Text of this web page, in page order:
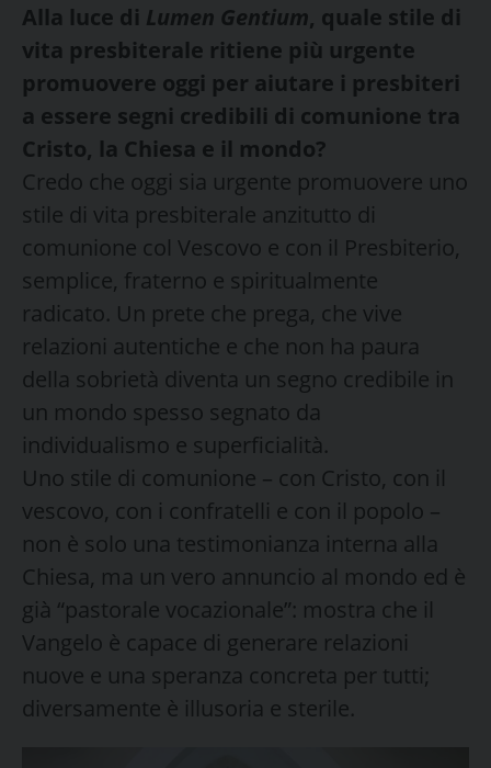
Alla luce di Lumen Gentium, quale stile di
vita presbiterale ritiene più urgente
promuovere oggi per aiutare i presbiteri
a essere segni credibili di comunione tra
Cristo, la Chiesa e il mondo?
Credo che oggi sia urgente promuovere uno
stile di vita presbiterale anzitutto di
comunione col Vescovo e con il Presbiterio,
semplice, fraterno e spiritualmente
radicato. Un prete che prega, che vive
relazioni autentiche e che non ha paura
della sobrietà diventa un segno credibile in
un mondo spesso segnato da
individualismo e superficialità.
Uno stile di comunione – con Cristo, con il
vescovo, con i confratelli e con il popolo –
non è solo una testimonianza interna alla
Chiesa, ma un vero annuncio al mondo ed è
già “pastorale vocazionale”: mostra che il
Vangelo è capace di generare relazioni
nuove e una speranza concreta per tutti;
diversamente è illusoria e sterile.